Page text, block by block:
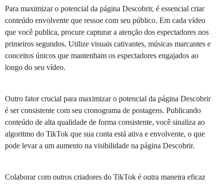
Para maximizar o potencial da página Descobrir, é essencial criar
conteúdo envolvente que ressoe com seu público. Em cada vídeo
que você publica, procure capturar a atenção dos espectadores nos
primeiros segundos. Utilize visuais cativantes, músicas marcantes e
conceitos únicos que mantenham os espectadores engajados ao
longo do seu vídeo.
Outro fator crucial para maximizar o potencial da página Descobrir
é ser consistente com seu cronograma de postagens. Publicando
conteúdo de alta qualidade de forma consistente, você sinaliza ao
algoritmo do TikTok que sua conta está ativa e envolvente, o que
pode levar a um aumento na visibilidade na página Descobrir.
Colaborar com outros criadores do TikTok é outra maneira eficaz